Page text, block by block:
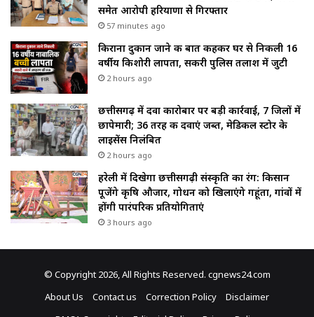
समेत आरोपी हरियाणा से गिरफ्तार
57 minutes ago
किराना दुकान जाने की बात कहकर घर से निकली 16
वर्षीय किशोरी लापता, सकरी पुलिस तलाश में जुटी
2 hours ago
छत्तीसगढ़ में दवा कारोबार पर बड़ी कार्रवाई, 7 जिलों में
छापेमारी; 36 तरह की दवाएं जब्त, मेडिकल स्टोर के
लाइसेंस निलंबित
2 hours ago
हरेली में दिखेगा छत्तीसगढ़ी संस्कृति का रंग: किसान
पूजेंगे कृषि औजार, गोधन को खिलाएंगे गहूंता, गांवों में
होंगी पारंपरिक प्रतियोगिताएं
3 hours ago
© Copyright 2026, All Rights Reserved. cgnews24.com
About Us
Contact us Correction Policy
Disclaimer